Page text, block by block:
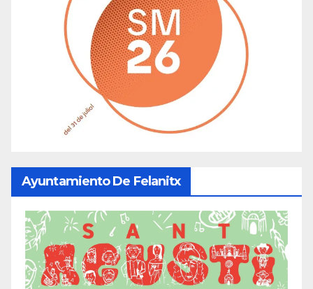
Ayuntamiento De Felanitx